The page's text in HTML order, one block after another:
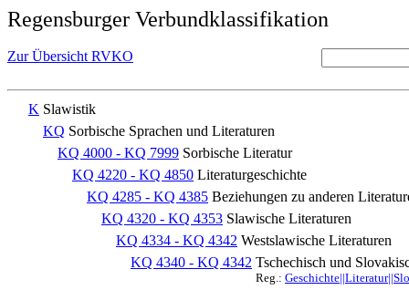
Regensburger Verbundklassifikation
Zur Übersicht RVKO
K Slawistik
KQ Sorbische Sprachen und Literaturen
KQ 4000 - KQ 7999 Sorbische Literatur
KQ 4220 - KQ 4850 Literaturgeschichte
KQ 4285 - KQ 4385 Beziehungen zu anderen
KQ 4320 - KQ 4353 Slawische Literaturen
KQ 4334 - KQ 4342 Westslawische Literaturen
KQ 4340 - KQ 4342 Tschechisch und
Reg.: